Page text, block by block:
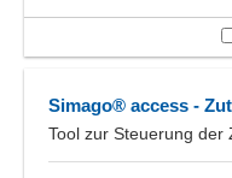
Simago® access -
Tool zur Steuerung der